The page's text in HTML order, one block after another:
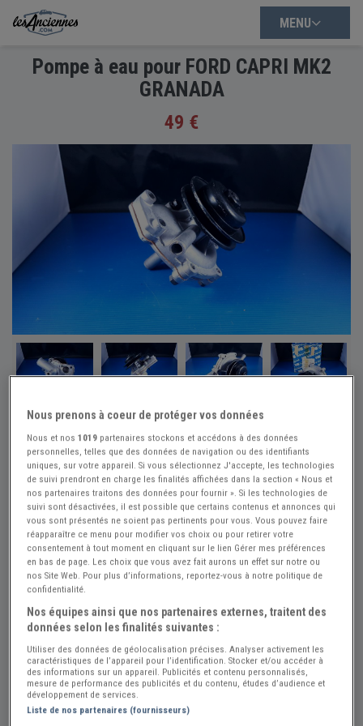
MENU
Pompe à eau pour FORD CAPRI MK2
GRANADA
49 €
Réf : A282317 Actualisée le : 23/07/2026
Pompe à eau pour FORD CAPRI MK2
GRANADA
Créer une alerte Pièces FORD Capri
49 €
Auto Passion Rénovation
Hérault (34) - NISSAN-LEZ-ENSERUNE (34440)
Voir sur la carte
Voir le téléphone
Envoyer un email
Nous prenons à coeur de protéger vos données
Nous et nos1019 partenaires stockons et accédons à des données
personnelles, telles que des données de navigation ou des identifiants
uniques, sur votre appareil. Si vous sélectionnez J'accepte, les technologies
de suivi prendront en charge les finalités affichées dans la section « Nous et
nos partenaires traitons des données pour fournir ». Si les technologies de
suivi sont désactivées, il est possible que certains contenus et annonces qui
vous sont présentés ne soient pas pertinents pour vous. Vous pouvez faire
réapparaître ce menu pour modifier vos choix ou pour retirer votre
consentement à tout moment en cliquant sur le lien Gérer mes préférences
en bas de page. Les choix que vous avez fait aurons un effet sur notre ou
nos Site Web. Pour plus d’informations, reportez-vous à notre politique de
confidentialité.
Nos équipes ainsi que nos partenaires externes, traitent des
données selon les finalités suivantes :
Utiliser des données de géolocalisation précises. Analyser activement les
caractéristiques de l’appareil pour l’identification. Stocker et/ou accéder à
des informations sur un appareil. Publicités et contenu personnalisés,
mesure de performance des publicités et du contenu, études d’audience et
développement de services.
Liste de nos partenaires (fournisseurs)